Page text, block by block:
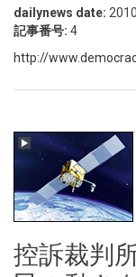
dailynews date:
記事番号: 4
http://
控訴裁判